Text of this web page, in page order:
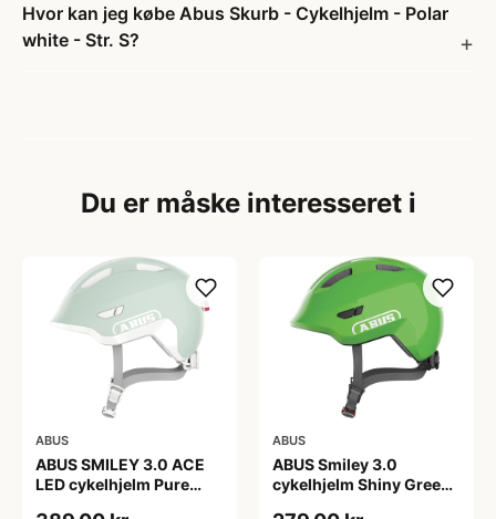
Hvor kan jeg købe Abus Skurb - Cykelhjelm - Polar
white - Str. S?
Du er måske interesseret i
ABUS
ABUS SMILEY 3.0 ACE
LED cykelhjelm Pure
ABUS
ABUS Smiley 3.0
cykelhjelm Shiny Green